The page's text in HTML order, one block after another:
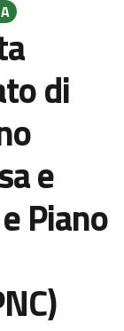
di
e
Piano